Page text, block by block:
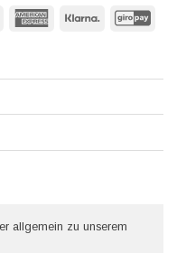
MasterCard American
Klarna
allgemein zu unserem